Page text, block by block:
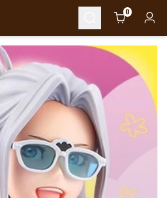
Cart 0